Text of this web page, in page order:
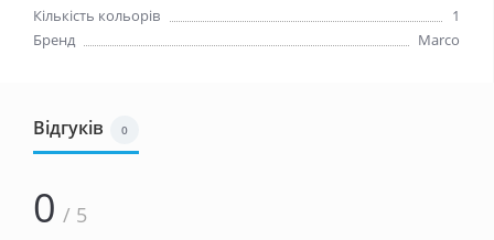
Кількість кольорів
1
Бренд
Marco
Відгуків 0
0 / 5